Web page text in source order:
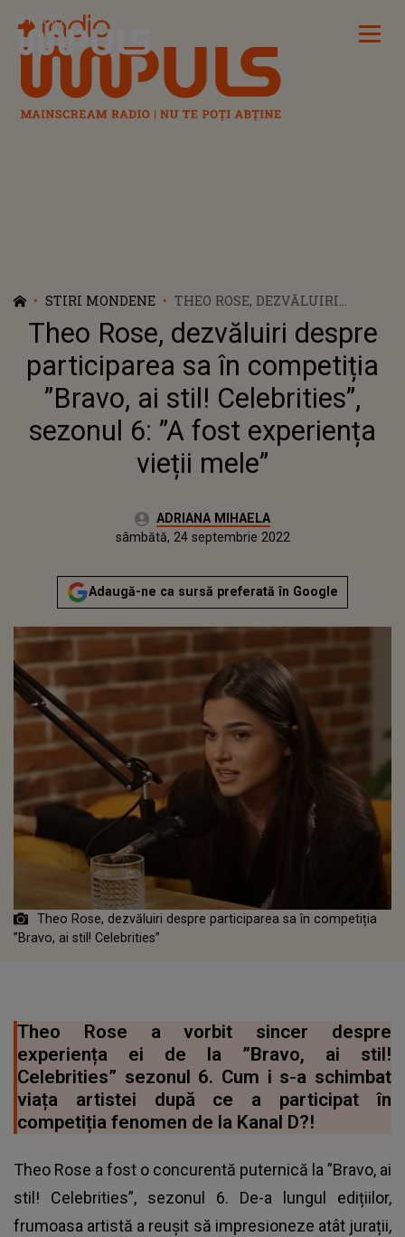
Radio Impuls
STIRI MONDENE
THEO ROSE, DEZVĂLUIRI
DESPRE PARTICIPAREA SA ÎN
COMPETIȚIA ”BRAVO, AI STIL!
CELEBRITIES”, SEZONUL 6: ”A
FOST EXPERIENȚA VIEȚII
MELE”
Theo Rose, dezvăluiri despre
participarea sa în competiția
”Bravo, ai stil! Celebrities”,
sezonul 6: ”A fost experiența
vieții mele”
Autor:ADRIANA MIHAELA
vineri, 24 septembrie 2021
Actualizat:
sâmbătă, 24 septembrie 2022
Adaugă-ne ca sursă preferată în Google
Theo Rose, dezvăluiri despre participarea sa în competiția
”Bravo, ai stil! Celebrities”
Theo Rose a vorbit sincer despre
experiența ei de la ”Bravo, ai stil!
Celebrities” sezonul 6. Cum i s-a schimbat
viața artistei după ce a participat în
competiția fenomen de la Kanal D?!
Theo Rose a fost o concurentă puternică la ”Bravo, ai
stil! Celebrities”, sezonul 6. De-a lungul edițiilor,
frumoasa artistă a reușit să impresioneze atât jurații,